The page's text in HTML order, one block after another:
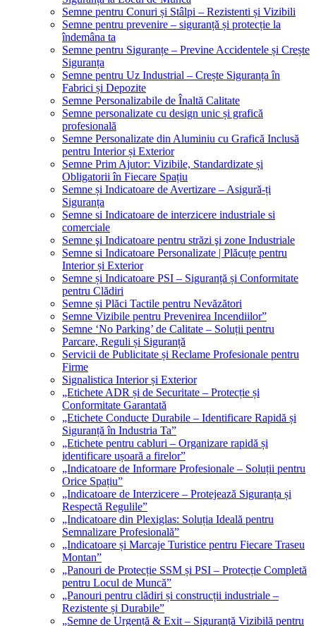
Semne pentru Conuri și Stâlpi – Rezistenti și Vizibili
Semne pentru prevenire – siguranță și protecție la
îndemâna ta
Semne pentru Siguranțe – Previne Accidentele și Crește
Siguranța
Semne pentru Uz Industrial – Crește Siguranța în
Fabrici și Depozite
Semne Personalizabile de Înaltă Calitate
Semne personalizate cu design unic și grafică
profesională
Semne Personalizate din Aluminiu cu Grafică Inclusă
pentru Interior și Exterior
Semne Prim Ajutor: Vizibile, Standardizate și
Obligatorii în Fiecare Spațiu
Semne și Indicatoare de Avertizare – Asigură-ți
Siguranța
Semne si Indicatoare de interzicere industriale si
comerciale
Semne şi Indicatoare pentru străzi şi zone Industriale
Semne si Indicatoare Personalizate | Plăcuțe pentru
Interior și Exterior
Semne și Indicatoare PSI – Siguranță și Conformitate
pentru Clădiri
Semne și Plăci Tactile pentru Nevăzători
Semne Vizibile pentru Prevenirea Incendiilor”
Semne ‘No Parking’ de Calitate – Soluții pentru
Parcare, Reguli și Siguranță
Servicii de Publicitate și Reclame Profesionale pentru
Firme
Signalistica Interior și Exterior
„Etichete ADR și de Securitate – Protecție și
Conformitate Garantată
„Etichete Conducte Durabile – Identificare Rapidă și
Siguranță în Industria Ta”
„Etichete pentru cabluri – Organizare rapidă și
identificare ușoară a firelor”
„Indicatoare de Informare Profesionale – Soluții pentru
Orice Spațiu”
„Indicatoare de Interzicere – Protejează Siguranța și
Respectă Regulile”
„Indicatoare din Plexiglas: Soluția Ideală pentru
Semnalizare Profesională”
„Indicatoare și Marcaje Turistice pentru Fiecare Traseu
Montan”
„Panouri de Protecție SSM și PSI – Protecție Completă
pentru Locul de Muncă”
„Panouri pentru clădiri și construcții industriale –
Rezistente și Durabile”
„Semne de Urgență & Exit – Siguranță Vizibilă pentru